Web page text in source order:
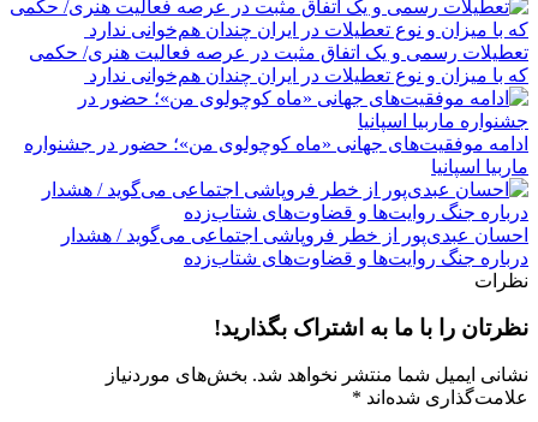
تعطیلات رسمی و یک اتفاق مثبت در عرصه فعالیت هنری/ حکمی
که با میزان و نوع تعطیلات در ایران چندان هم‌خوانی ندارد
ادامه موفقیت‌های جهانی «ماه کوچولوی من»؛ حضور در جشنواره
ماربیا اسپانیا
احسان عبدی‌پور از خطر فروپاشی اجتماعی می‌گوید / هشدار
درباره جنگ روایت‌ها و قضاوت‌های شتاب‌زده
نظرات
نظرتان را با ما به اشتراک بگذارید!
نشانی ایمیل شما منتشر نخواهد شد. بخش‌های موردنیاز
علامت‌گذاری شده‌اند *